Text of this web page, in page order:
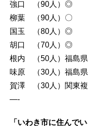
強口 （90人）◎
柳葉 （90人）〇
国玉 （80人）◎
胡口 （70人）◎
根内 （50人）福島
味原 （30人）福島
賀澤 （30人）関東
—-
「いわき市に住んで